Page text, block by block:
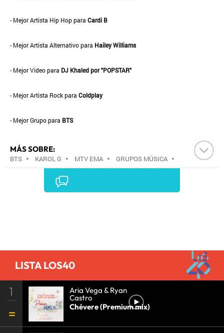
- Mejor Artista Hip Hop para Cardi B
- Mejor Artista Alternativo para Hailey Williams
- Mejor Video para DJ Khaled por "POPSTAR"
- Mejor Artista Rock para Coldplay
- Mejor Grupo para BTS
MÁS SOBRE:
BTS • KAROL G • MTV EMA • GRUPOS MÚSICA •
•
LISTA LOS40
1 Aria Vega & Ryan
Castro
Chévere (Premium mix)